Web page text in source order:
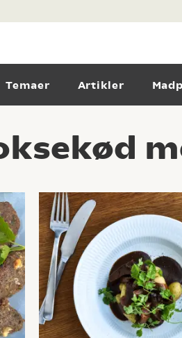
Temaer Artikler